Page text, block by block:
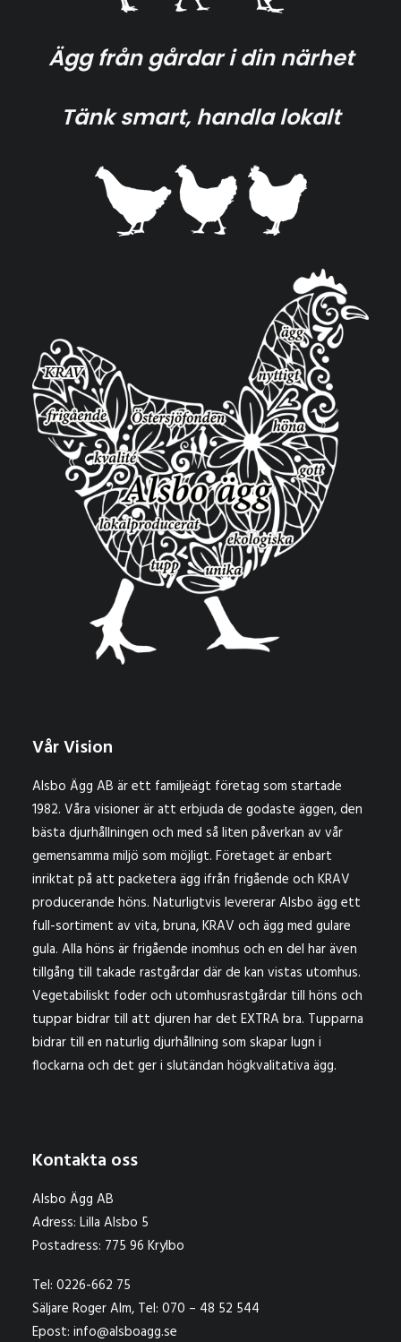
Ägg från gårdar i din närhet
Tänk smart, handla lokalt
Vår Vision
Alsbo Ägg AB är ett familjeägt företag som startade
1982. Våra visioner är att erbjuda de godaste äggen, den
bästa djurhållningen och med så liten påverkan av vår
gemensamma miljö som möjligt. Företaget är enbart
inriktat på att packetera ägg ifrån frigående och KRAV
producerande höns. Naturligtvis levererar Alsbo ägg ett
full-sortiment av vita, bruna, KRAV och ägg med gulare
gula. Alla höns är frigående inomhus och en del har även
tillgång till takade rastgårdar där de kan vistas utomhus.
Vegetabiliskt foder och utomhusrastgårdar till höns och
tuppar bidrar till att djuren har det EXTRA bra. Tupparna
bidrar till en naturlig djurhållning som skapar lugn i
flockarna och det ger i slutändan högkvalitativa ägg.
Kontakta oss
Alsbo Ägg AB
Adress: Lilla Alsbo 5
Postadress: 775 96 Krylbo
Tel: 0226-662 75
Säljare Roger Alm, Tel: 070 – 48 52 544
Epost: info@alsboagg.se